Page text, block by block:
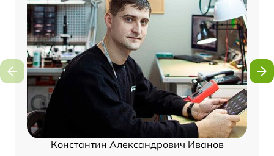
Константин Александрович Иванов